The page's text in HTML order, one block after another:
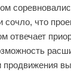
что
отвечает
продвижения